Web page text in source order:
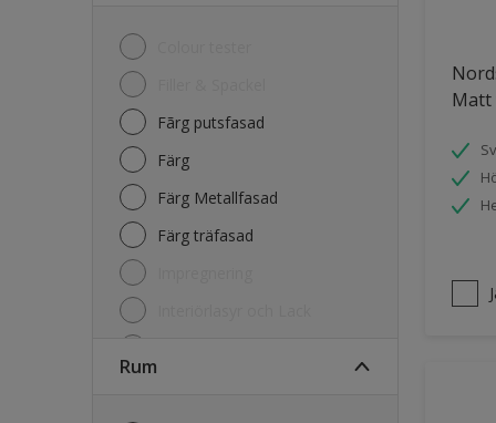
Fãrg putsfasad
Färg
Färg Metallfasad
Färg träfasad
Rum
Matt